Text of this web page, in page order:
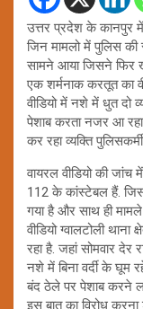
उत्तर प्रदेश के कानपुर
जिन मामलो में पुलिस
सामने आया जिसने फिर
एक शर्मनाक करतूत का
वीडियो में नशे में धुत दो
पेशाब करता नजर आ रहा
कर रहा व्यक्ति
वायरल वीडियो की जांच
112 के कांस्टेबल हैं.
गया है और साथ ही
वीडियो ग्वालटोली थाना
रहा है. जहां सोमवार
नशे में बिना वर्दी के घूम
बंद ठेले पर पेशाब करने
इस बात का विरोध